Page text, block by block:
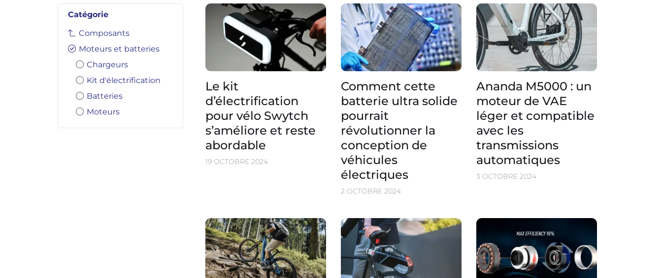
Catégorie
Composants
Moteurs et batteries
Chargeurs
Kit d'électrification
Batteries
Moteurs
Le kit
d’électrification
pour vélo Swytch
s’améliore et reste
abordable
19 OCTOBRE 2024
Comment cette
batterie ultra solide
pourrait
révolutionner la
conception de
véhicules
électriques
2 OCTOBRE 2024
Ananda M5000 : un
moteur de VAE
léger et compatible
avec les
transmissions
automatiques
3 OCTOBRE 2024